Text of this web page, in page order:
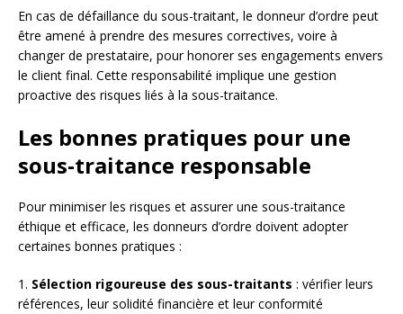
En cas de défaillance du sous-traitant, le donneur d’ordre peut
être amené à prendre des mesures correctives, voire à
changer de prestataire, pour honorer ses engagements envers
le client final. Cette responsabilité implique une gestion
proactive des risques liés à la sous-traitance.
Les bonnes pratiques pour une
sous-traitance responsable
Pour minimiser les risques et assurer une sous-traitance
éthique et efficace, les donneurs d’ordre doivent adopter
certaines bonnes pratiques :
1. Sélection rigoureuse des sous-traitants : vérifier leurs
références, leur solidité financière et leur conformité